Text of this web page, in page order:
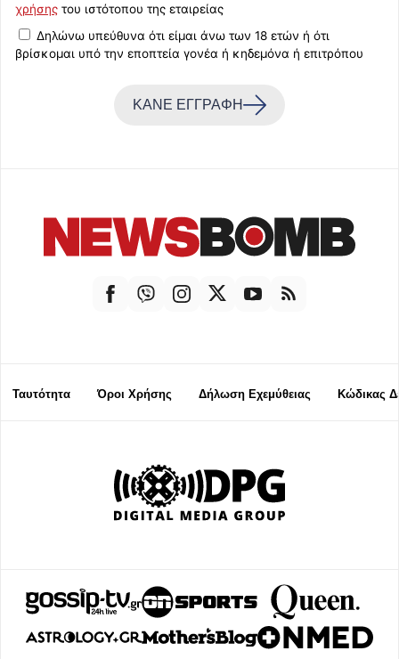
χρήσης του ιστότοπου της εταιρείας
Δηλώνω υπεύθυνα ότι είμαι άνω των 18 ετών ή ότι
βρίσκομαι υπό την εποπτεία γονέα ή κηδεμόνα ή επιτρόπου
ΚΑΝΕ ΕΓΓΡΑΦΗ
Ταυτότητα Όροι Χρήσης Δήλωση Εχεμύθειας Κώδικας